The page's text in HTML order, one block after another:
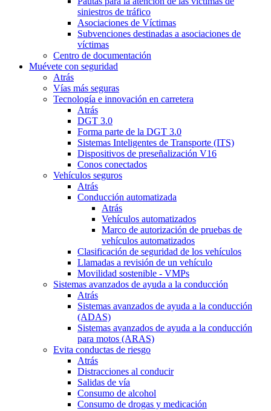
siniestros de tráfico
Asociaciones de Víctimas
Subvenciones destinadas a asociaciones de
víctimas
Centro de documentación
Muévete con seguridad
Atrás
Vías más seguras
Tecnología e innovación en carretera
Atrás
DGT 3.0
Forma parte de la DGT 3.0
Sistemas Inteligentes de Transporte (ITS)
Dispositivos de preseñalización V16
Conos conectados
Vehículos seguros
Atrás
Conducción automatizada
Atrás
Vehículos automatizados
Marco de autorización de pruebas de
vehículos automatizados
Clasificación de seguridad de los vehículos
Llamadas a revisión de un vehículo
Movilidad sostenible - VMPs
Sistemas avanzados de ayuda a la conducción
Atrás
Sistemas avanzados de ayuda a la conducción
(ADAS)
Sistemas avanzados de ayuda a la conducción
para motos (ARAS)
Evita conductas de riesgo
Atrás
Distracciones al conducir
Salidas de vía
Consumo de alcohol
Consumo de drogas y medicación